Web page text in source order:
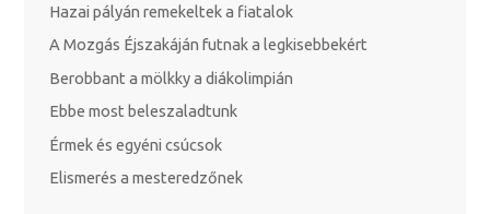
Hazai pályán remekeltek a fiatalok
A Mozgás Éjszakáján futnak a legkisebbekért
Berobbant a mölkky a diákolimpián
Ebbe most beleszaladtunk
Érmek és egyéni csúcsok
Elismerés a mesteredzőnek